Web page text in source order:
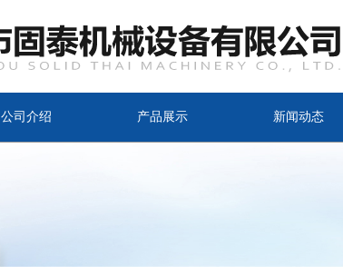
公司介绍 产品展示 新闻动态